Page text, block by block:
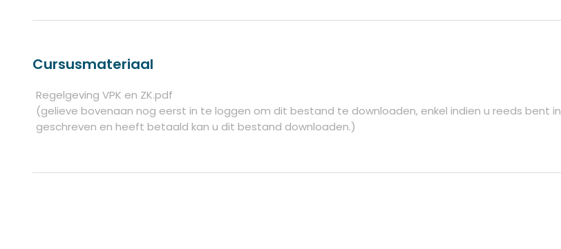
Cursusmateriaal
Regelgeving VPK en ZK.pdf
(gelieve bovenaan nog eerst in te loggen om dit bestand te downloaden, enkel indien u reeds bent in
geschreven en heeft betaald kan u dit bestand downloaden.)